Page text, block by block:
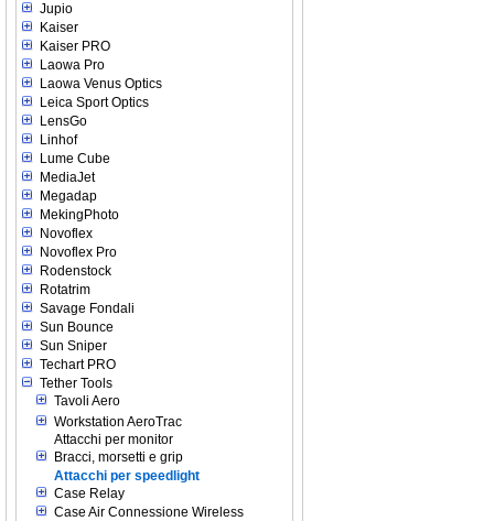
Jupio
Kaiser
Kaiser PRO
Laowa Pro
Laowa Venus Optics
Leica Sport Optics
LensGo
Linhof
Lume Cube
MediaJet
Megadap
MekingPhoto
Novoflex
Novoflex Pro
Rodenstock
Rotatrim
Savage Fondali
Sun Bounce
Sun Sniper
Techart PRO
Tether Tools
Tavoli Aero
Workstation AeroTrac
Attacchi per monitor
Bracci, morsetti e grip
Attacchi per speedlight
Case Relay
Case Air Connessione Wireless